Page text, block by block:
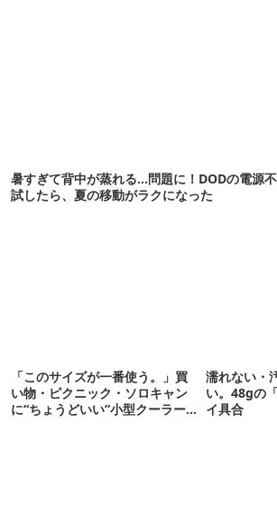
暑すぎて背中が蒸れる…問題に！DODの電源
試したら、夏の移動がラクになった
「このサイズが一番使う。」買
い物・ピクニック・ソロキャン
に“ちょうどいい”小型クーラー
濡れない・
い。48gの
イ具合